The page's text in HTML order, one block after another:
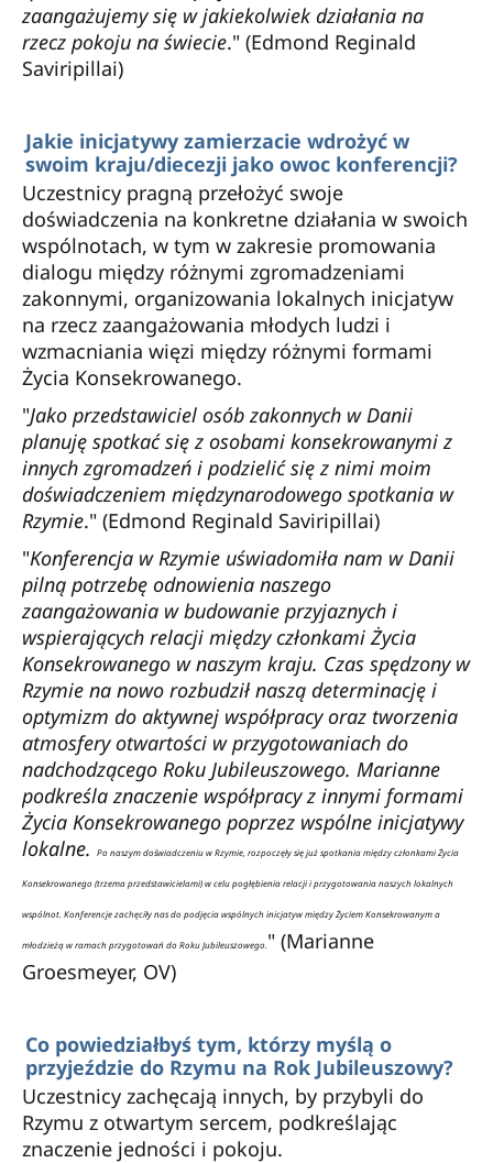
zaangażujemy się w jakiekolwiek działania na
rzecz pokoju na świecie." (Edmond Reginald
Saviripillai)
Jakie inicjatywy zamierzacie wdrożyć w
swoim kraju/diecezji jako owoc konferencji?
Uczestnicy pragną przełożyć swoje
doświadczenia na konkretne działania w swoich
wspólnotach, w tym w zakresie promowania
dialogu między różnymi zgromadzeniami
zakonnymi, organizowania lokalnych inicjatyw
na rzecz zaangażowania młodych ludzi i
wzmacniania więzi między różnymi formami
Życia Konsekrowanego.
"Jako przedstawiciel osób zakonnych w Danii
planuję spotkać się z osobami konsekrowanymi z
innych zgromadzeń i podzielić się z nimi moim
doświadczeniem międzynarodowego spotkania w
Rzymie." (Edmond Reginald Saviripillai)
"Konferencja w Rzymie uświadomiła nam w Danii
pilną potrzebę odnowienia naszego
zaangażowania w budowanie przyjaznych i
wspierających relacji między członkami Życia
Konsekrowanego w naszym kraju. Czas spędzony w
Rzymie na nowo rozbudził naszą determinację i
optymizm do aktywnej współpracy oraz tworzenia
atmosfery otwartości w przygotowaniach do
nadchodzącego Roku Jubileuszowego. Marianne
podkreśla znaczenie współpracy z innymi formami
Życia Konsekrowanego poprzez wspólne inicjatywy
lokalne.
Po naszym doświadczeniu w Rzymie, rozpoczęły się już spotkania między członkami Życia
Konsekrowanego (trzema przedstawicielami) w celu pogłębienia relacji i przygotowania naszych lokalnych
wspólnot. Konferencje zachęciły nas do podjęcia wspólnych inicjatyw między Życiem Konsekrowanym a
młodzieżą w ramach przygotowań do Roku Jubileuszowego. " (Marianne
Groesmeyer, OV)
Co powiedziałbyś tym, którzy myślą o
przyjeździe do Rzymu na Rok Jubileuszowy?
Uczestnicy zachęcają innych, by przybyli do
Rzymu z otwartym sercem, podkreślając
znaczenie jedności i pokoju.